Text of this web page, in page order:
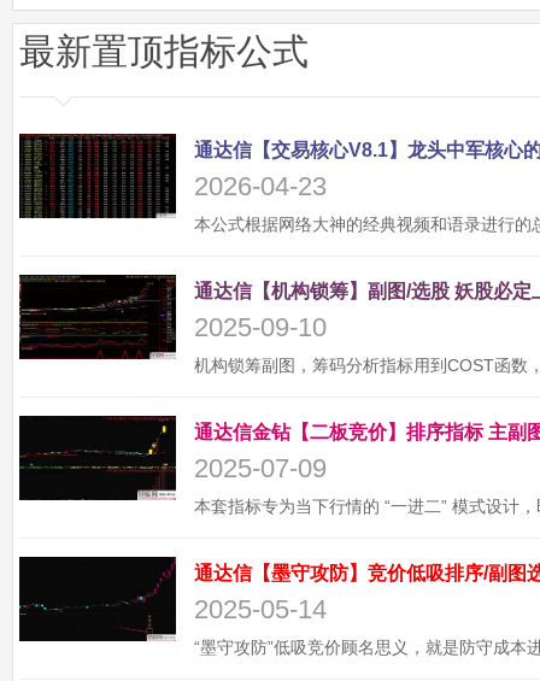
最新置顶指标公式
2026-04-23
2025-09-10
2025-07-09
2025-05-14